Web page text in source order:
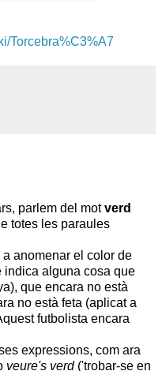
Torcebra%C3%A7
parlem del motverd
totes les paraules
a anomenar el color de
indica alguna cosa que
que encara no està
no està feta (aplicat a
futbolista encara
expressions, com ara
veure's verd('trobar-se en